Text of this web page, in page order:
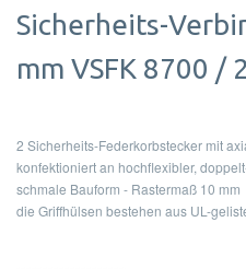
Sicherheits-
mm VSFK 8700 /
2 Sicherheits-Federkorbstecker mit
konfektioniert an hochflexibler,
schmale Bauform - Rastermaß 10 mm
die Griffhülsen bestehen aus UL-